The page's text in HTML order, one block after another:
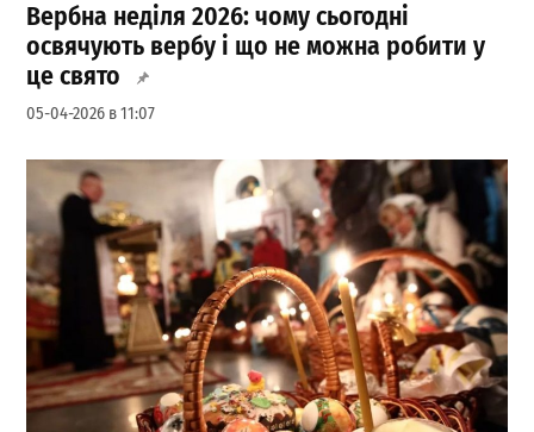
Вербна неділя 2026: чому сьогодні
освячують вербу і що не можна робити у
це свято
05-04-2026 в 11:07